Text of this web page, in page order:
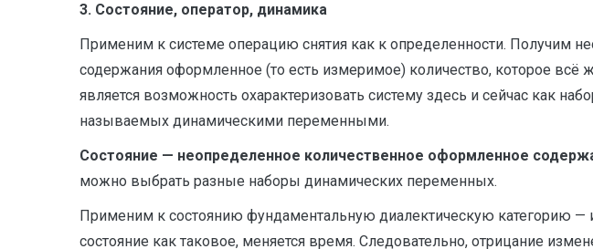
3. Состояние, оператор, динамика
Применим к системе операцию снятия как к определенности. Получим
содержания оформленное (то есть измеримое) количество, которое всё
является возможность охарактеризовать систему здесь и сейчас как
называемых динамическими переменными.
Состояние — неопределенное количественное оформленное
можно выбрать разные наборы динамических переменных.
Применим к состоянию фундаментальную диалектическую категорию
состояние как таковое, меняется время. Следовательно, отрицание